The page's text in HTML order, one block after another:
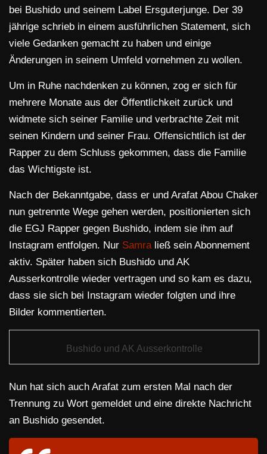
bei Bushido und seinem Label Ersguterjunge. Der 39
jährige schrieb in einem ausführlichen Statement, sich
viele Gedanken gemacht zu haben und einige
Änderungen in seinem Umfeld vornehmen zu wollen.
Um in Ruhe nachdenken zu können, zog er sich für
mehrere Monate aus der Öffentlichkeit zurück und
widmete sich seiner Familie und verbrachte Zeit mit
seinen Kindern und seiner Frau. Offensichtlich ist der
Rapper zu dem Schluss gekommen, dass die Familie
das Wichtigste ist.
Nach der Bekanntgabe, dass er und Arafat Abou Chaker
nun getrennte Wege gehen werden, positionierten sich
die EGJ Rapper gegen Bushido, indem sie ihm auf
Instagram entfolgen. Nur Samraließ sein Abonnement
aktiv. Später haben sich Bushido und AK
Ausserkontrolle wieder vertragen und so kam es dazu,
dass sie sich bei Instagram wieder folgten und ihre
Bilder kommentierten.
Bushido und AK Ausserkontrolle
Nun hat sich auch Arafat zum ersten Mal nach der
Trennung zu Wort gemeldet und eine direkte Nachricht
an Bushido gesendet.